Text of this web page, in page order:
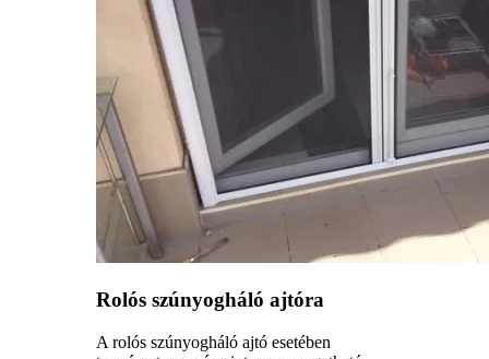
Rolós szúnyogháló ajtóra
A rolós szúnyogháló ajtó esetében